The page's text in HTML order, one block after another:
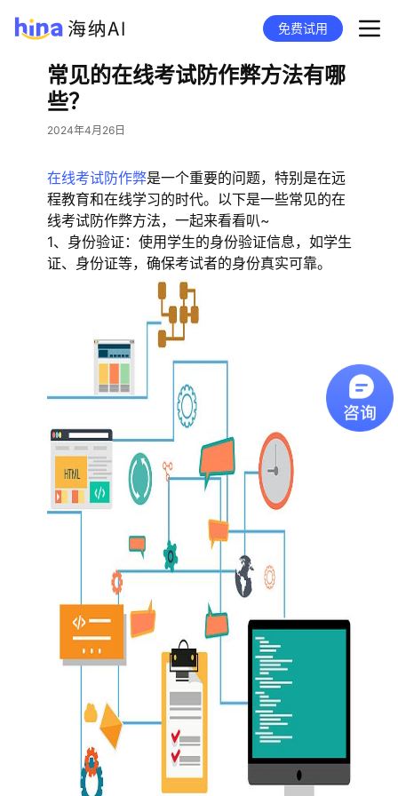
免费试用
常见的在线考试防作弊方法有哪
些？
2024年4月26日
在线考试防作弊是一个重要的问题，特别是在远
程教育和在线学习的时代。以下是一些常见的在
线考试防作弊方法，一起来看看叭~
1、身份验证：使用学生的身份验证信息，如学生
证、身份证等，确保考试者的身份真实可靠。